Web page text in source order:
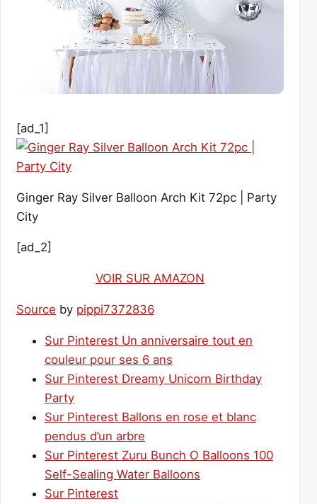
[ad_1]
Ginger Ray Silver Balloon Arch Kit 72pc | Party
City
[ad_2]
VOIR SUR AMAZON
Source by pippi7372836
Sur Pinterest Un anniversaire tout en
couleur pour ses 6 ans
Sur Pinterest Dreamy Unicorn Birthday
Party
Sur Pinterest Ballons en rose et blanc
pendus d’un arbre
Sur Pinterest Zuru Bunch O Balloons 100
Self-Sealing Water Balloons
Sur Pinterest